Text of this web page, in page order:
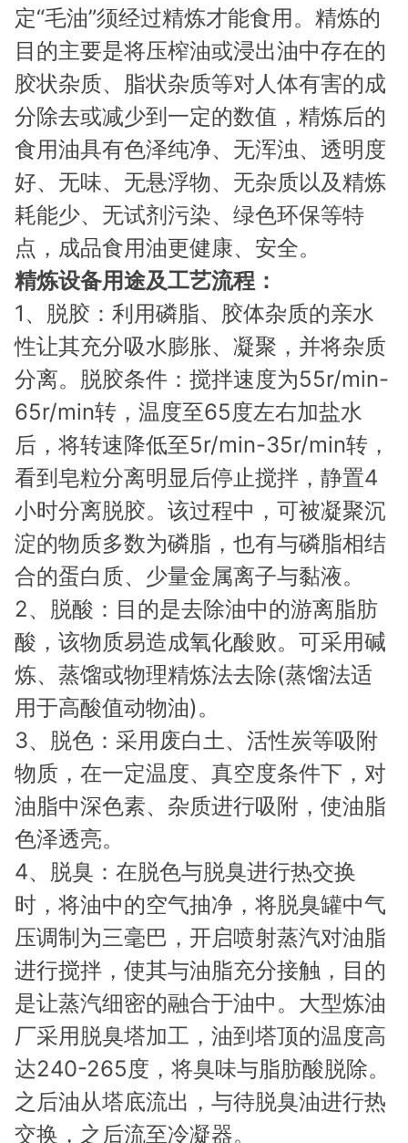
定“毛油”须经过精炼才能食用。精炼的
目的主要是将压榨油或浸出油中存在的
胶状杂质、脂状杂质等对人体有害的成
分除去或减少到一定的数值，精炼后的
食用油具有色泽纯净、无浑浊、透明度
好、无味、无悬浮物、无杂质以及精炼
耗能少、无试剂污染、绿色环保等特
点，成品食用油更健康、安全。
精炼设备用途及工艺流程：
1、脱胶：利用磷脂、胶体杂质的亲水
性让其充分吸水膨胀、凝聚，并将杂质
分离。脱胶条件：搅拌速度为55r/min-
65r/min转，温度至65度左右加盐水
后，将转速降低至5r/min-35r/min转，
看到皂粒分离明显后停止搅拌，静置4
小时分离脱胶。该过程中，可被凝聚沉
淀的物质多数为磷脂，也有与磷脂相结
合的蛋白质、少量金属离子与黏液。
2、脱酸：目的是去除油中的游离脂肪
酸，该物质易造成氧化酸败。可采用碱
炼、蒸馏或物理精炼法去除(蒸馏法适
用于高酸值动物油)。
3、脱色：采用废白土、活性炭等吸附
物质，在一定温度、真空度条件下，对
油脂中深色素、杂质进行吸附，使油脂
色泽透亮。
4、脱臭：在脱色与脱臭进行热交换
时，将油中的空气抽净，将脱臭罐中气
压调制为三毫巴，开启喷射蒸汽对油脂
进行搅拌，使其与油脂充分接触，目的
是让蒸汽细密的融合于油中。大型炼油
厂采用脱臭塔加工，油到塔顶的温度高
达240-265度，将臭味与脂肪酸脱除。
之后油从塔底流出，与待脱臭油进行热
交换，之后流至冷凝器。